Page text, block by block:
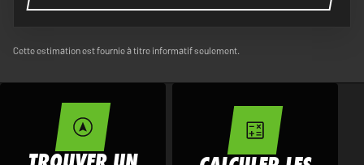
Cette estimation est fournie à titre informatif seulement.